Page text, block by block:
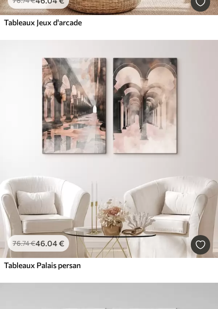
Tableaux Jeux d'arcade
76.74€46 .04€
Tableaux Palais persan